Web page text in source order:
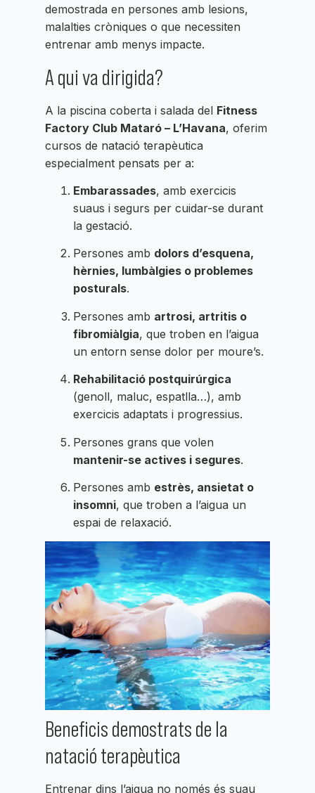
demostrada en persones amb lesions,
malalties cròniques o que necessiten
entrenar amb menys impacte.
A qui va dirigida?
A la piscina coberta i salada del Fitness
Factory Club Mataró – L’Havana, oferim
cursos de natació terapèutica
especialment pensats per a:
Embarassades, amb exercicis
suaus i segurs per cuidar-se durant
la gestació.
Persones amb dolors d’esquena,
hèrnies, lumbàlgies o problemes
posturals.
Persones amb artrosi, artritis o
fibromiàlgia, que troben en l’aigua
un entorn sense dolor per moure’s.
Rehabilitació postquirúrgica
(genoll, maluc, espatlla…), amb
exercicis adaptats i progressius.
Persones grans que volen
mantenir-se actives i segures.
Persones amb estrès, ansietat o
insomni, que troben a l’aigua un
espai de relaxació.
Beneficis demostrats de la
natació terapèutica
Entrenar dins l’aigua no només és suau